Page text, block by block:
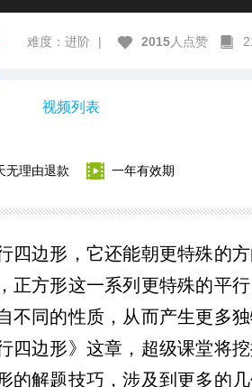
难度：进阶 | 2015人点赞
视频列表
无理由退款 一年有效期
四边形，它还能朝更特殊的
正方形这一系列更特殊的平
不同的性质，从而产生更多
四边形》这章，超级课堂将
的解题技巧，涉及到更多的